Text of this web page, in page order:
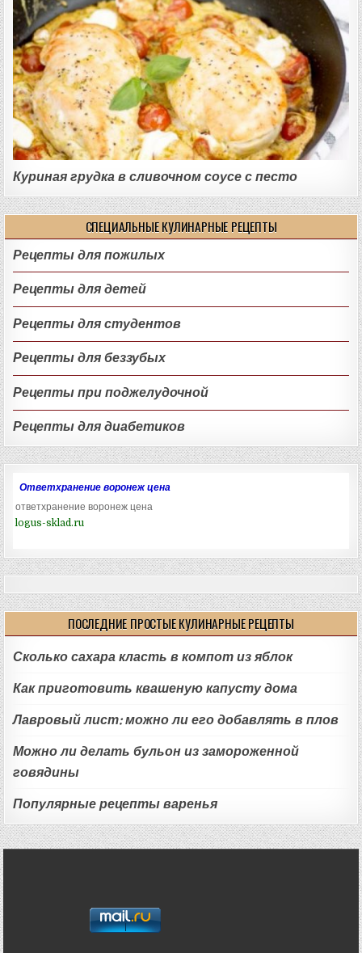
Куриная грудка в сливочном соусе с песто
СПЕЦИАЛЬНЫЕ КУЛИНАРНЫЕ РЕЦЕПТЫ
Рецепты для пожилых
Рецепты для детей
Рецепты для студентов
Рецепты для беззубых
Рецепты при поджелудочной
Рецепты для диабетиков
Ответхранение воронеж цена
ответхранение воронеж цена
logus-sklad.ru
ПОСЛЕДНИЕ ПРОСТЫЕ КУЛИНАРНЫЕ РЕЦЕПТЫ
Сколько сахара класть в компот из яблок
Как приготовить квашеную капусту дома
Лавровый лист: можно ли его добавлять в плов
Можно ли делать бульон из замороженной
говядины
Популярные рецепты варенья